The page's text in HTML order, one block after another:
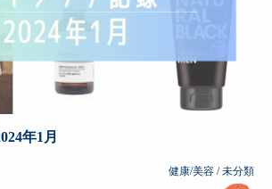
年1月
健康/美容 /未分類